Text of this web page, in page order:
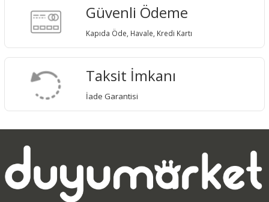
Güvenli Ödeme
Kapıda Öde, Havale, Kredi Kartı
Taksit İmkanı
İade Garantisi